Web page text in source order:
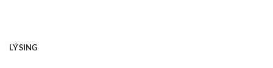
LÝSING